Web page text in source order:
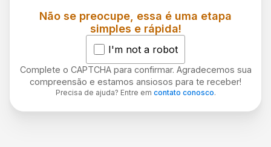
Não se preocupe, essa é uma etapa
simples e rápida!
I'm not a robot
Complete o CAPTCHA para confirmar. Agradecemos sua
compreensão e estamos ansiosos para te receber!
Precisa de ajuda? Entre em contato conosco.